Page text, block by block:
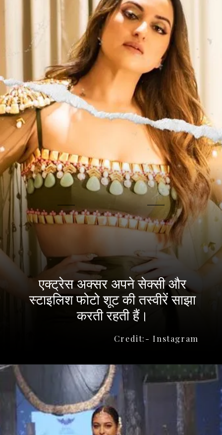
Credit:- Instagram
एक्ट्रेस अक्सर अपने सेक्सी और
स्टाइलिश फोटो शूट की तस्वीरें साझा
करती रहती हैं।